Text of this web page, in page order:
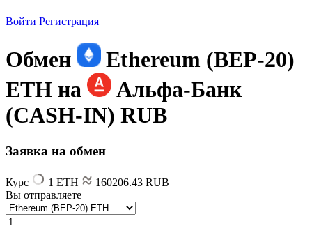
Войти Регистрация
Обмен
Ethereum (BEP-20)
ETH на
Альфа-Банк
(CASH-IN) RUB
Заявка на обмен
Курс 1 ETH
160206.43 RUB
Вы отправляете